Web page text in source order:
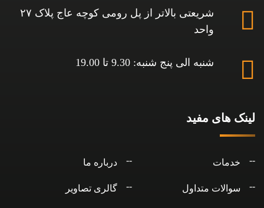
شریعتی بالاتر از پل رومی کوچه عاج پلاک ۲۷
واحد
شنبه الی پنج شنبه: 9.30 تا 19.00
لینک های مفید
خدمات درباره ما
سوالات متداول گالری تصاویر